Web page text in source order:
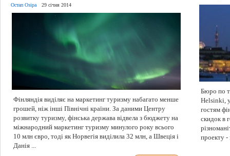
Остап Озіра 29 січня 2014
Фінляндія виділяє на маркетинг туризму набагато менше
грошей, ніж інші Північні країни. За даними Центру
розвитку туризму, фінська держава відвела з бюджету на
міжнародний маркетинг туризму минулого року всього
10 млн євро, тоді як Норвегія виділила 32 млн, а Швеція і
Данія ...
Бюро по
Helsinki,
гостям
скидок в
проекту -